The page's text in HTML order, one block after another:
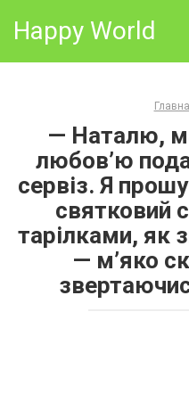
Happy World
— Наталю,
любов’ю
сервіз. Я
святковий
тарілками, як
— м’яко